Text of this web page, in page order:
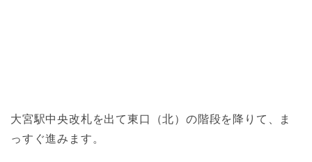
大宮駅中央改札を出て東口（北）の階段を降りて、ま
っすぐ進みます。